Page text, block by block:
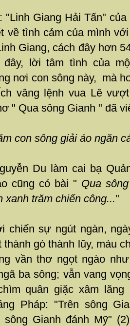
"Linh Giang Hải Tấn"
về tình cảm của mình
Giang, cách đây hơn
đây, lời tâm tình của
nơi con sông này, mà
vâng lệnh vua Lê
" Qua sông Gianh " đã
con sông giải áo ngăn
Du làm cai bạ
cũng có bài " Qua
xanh trăm chiến công..."
chiến sự ngút ngàn,
gò thành lũy, máu
vần thơ ngọt ngào
ba sông; vẫn vang
quân giặc xâm
Pháp: "Trên sông
sông Gianh đánh Mỹ"